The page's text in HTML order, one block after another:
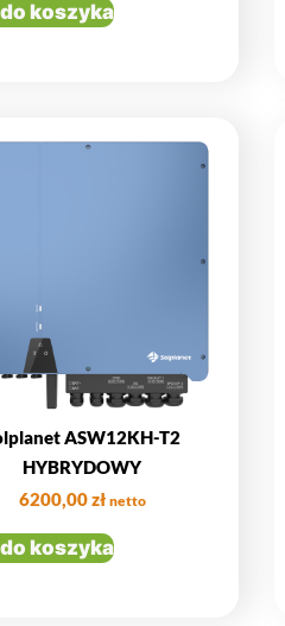
koszyka
ASW12KH-T2
HYBRYDOWY
6200,00zł netto
koszyka